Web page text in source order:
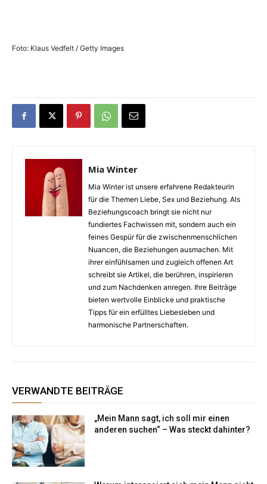
Foto: Klaus Vedfelt / Getty Images
Mia Winter
Mia Winter ist unsere erfahrene Redakteurin
für die Themen Liebe, Sex und Beziehung. Als
Beziehungscoach bringt sie nicht nur
fundiertes Fachwissen mit, sondern auch ein
feines Gespür für die zwischenmenschlichen
Nuancen, die Beziehungen ausmachen. Mit
ihrer einfühlsamen und zugleich offenen Art
schreibt sie Artikel, die berühren, inspirieren
und zum Nachdenken anregen. Ihre Beiträge
bieten wertvolle Einblicke und praktische
Tipps für ein erfülltes Liebesleben und
harmonische Partnerschaften.
VERWANDTE BEITRÄGE
„Mein Mann sagt, ich soll mir einen
anderen suchen“ – Was steckt dahinter?